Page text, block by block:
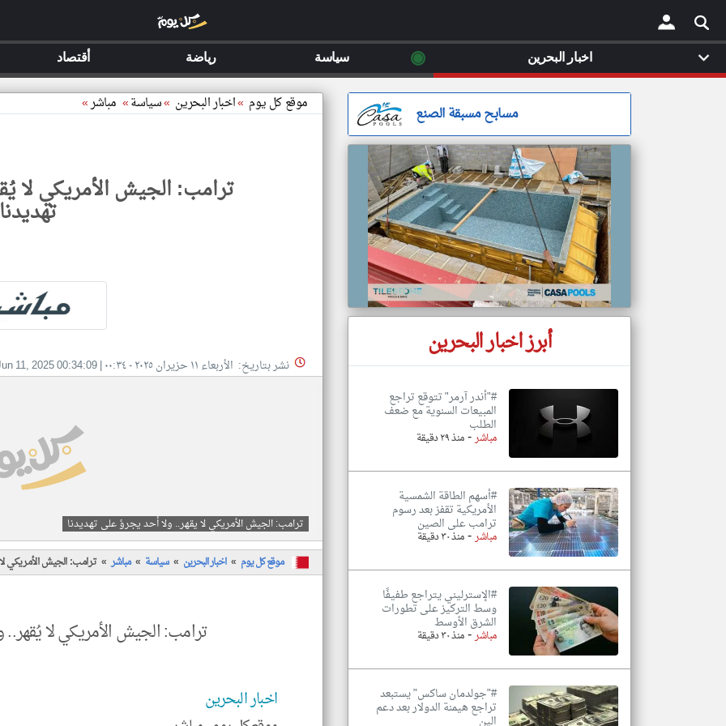
× موقع كل يوم »اخبار البحرين »سياسة» مباشر»
ترامب: الجيش الأمريكي لا
نشر بتاريخ: الأربعاء ١١ حزيران ٢٠٢٥ - ٠٠:٣٤ |
11, 2025 00:34:09
ترامب: الجيش الأمريكي لا يقهر.. ولا أحد يجرؤ على تهديدنا
موقع كل يوم اخبار البحرين سياسة مباشر ترامب: الجيش الأمريكي
ترامب: الجيش الأمريكي لا يُقهر..
اخبار البحرين
مسابح مسبقة الصنع
أبرز اخبار البحرين
#"أندر آرمر" تتوقع تراجع
المبيعات السنوية مع ضعف
الطلب
مباشر-منذ ٢٩ دقيقة
#أسهم الطاقة الشمسية
الأمريكية تقفز بعد رسوم
ترامب على الصين
مباشر-منذ ٣٠ دقيقة
#الإسترليني يتراجع طفيفًا
وسط التركيز على تطورات
الشرق الأوسط
مباشر-منذ ٣٠ دقيقة
#"جولدمان ساكس" يستبعد
تراجع هيمنة الدولار بعد دعم
الين
اخبار البحرين ◉ سياسة رياضة أقتصاد